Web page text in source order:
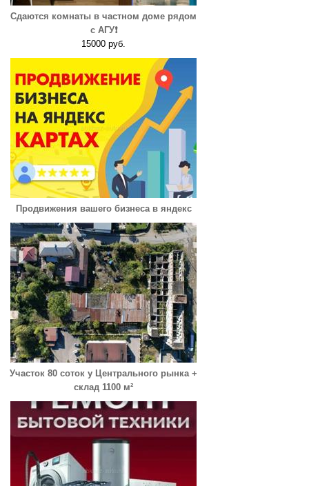
Сдаются комнаты в частном доме рядом
с АГУ❗️
15000 руб.
Продвижения вашего бизнеса в яндекс
Участок 80 соток у Центрального рынка +
склад 1100 м²